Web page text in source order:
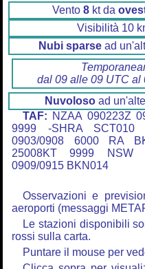
Vento 8 kt da
Visibilità 10
Nubi sparsead
dal 09 alle 09 UTC al
Nuvolosoad
TAF: NZAA 090223Z
9999 -SHRA SCT010
0903/0908 6000 RA
25008KT 9999 NSW
0909/0915 BKN014
Osservazioni e
aeroporti (messaggi
Le stazioni disponibili
rossi sulla carta.
Puntare il mouse per